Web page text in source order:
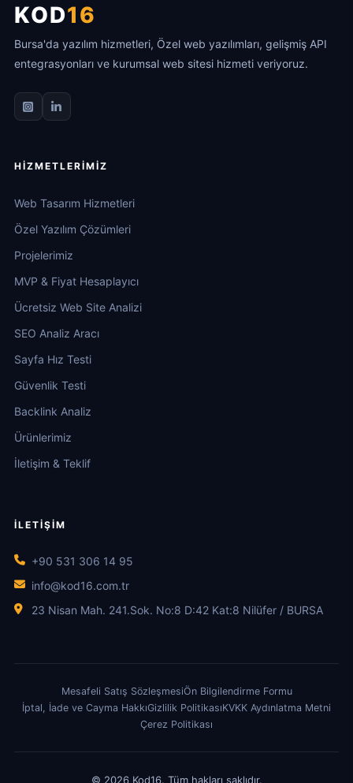
KOD16
Bursa'da yazılım hizmetleri, Özel web yazılımları, gelişmiş API
entegrasyonları ve kurumsal web sitesi hizmeti veriyoruz.
HIZMETLERIMIZ
Web Tasarım Hizmetleri
Özel Yazılım Çözümleri
Projelerimiz
MVP & Fiyat Hesaplayıcı
Ücretsiz Web Site Analizi
SEO Analiz Aracı
Sayfa Hız Testi
Güvenlik Testi
Backlink Analiz
Ürünlerimiz
İletişim & Teklif
İLETIŞIM
+90 531 306 14 95
info@kod16.com.tr
23 Nisan Mah. 241.Sok. No:8 D:42 Kat:8 Nilüfer / BURSA
Mesafeli Satış SözleşmesiÖn Bilgilendirme Formu
İptal, İade ve Cayma HakkıGizlilik PolitikasıKVKK Aydınlatma Metni
Çerez Politikası
© 2026 Kod16. Tüm hakları saklıdır.